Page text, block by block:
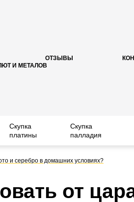
ОТЗЫВЫ
И МЕТАЛОВ
Скупка
платины
Скупка
палладия
и серебро в домашних условиях?
от